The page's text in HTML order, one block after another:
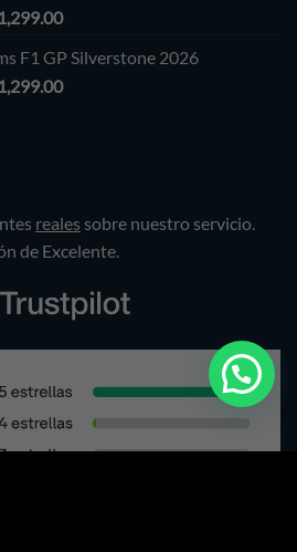
Current
is:
$1,299.00.
F1 GP Silverstone 2026
Current
reales sobre nuestro servicio.
de Excelente.